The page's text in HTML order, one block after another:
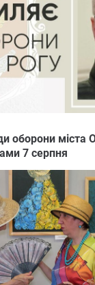
оборони міста
7 серпня